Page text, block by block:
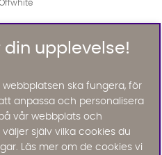
upplevelse!
ska fungera, för
anpassa och personalisera
vår webbplats och
själv vilka cookies du
Läs mer om de cookies vi